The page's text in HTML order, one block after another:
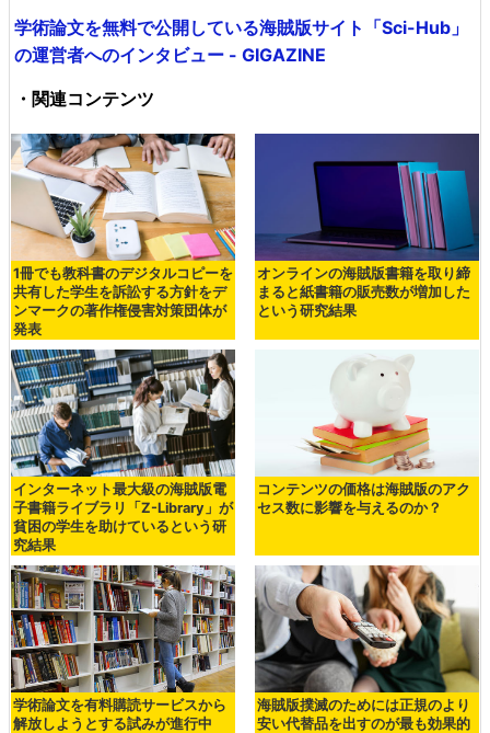
学術論文を無料で公開している海賊版サイト「Sci-Hub」
の運営者へのインタビュー - GIGAZINE
・関連コンテンツ
1冊でも教科書のデジタルコピーを
共有した学生を訴訟する方針をデ
ンマークの著作権侵害対策団体が
発表
オンラインの海賊版書籍を取り締
まると紙書籍の販売数が増加した
という研究結果
インターネット最大級の海賊版電
子書籍ライブラリ「Z-Library」が
貧困の学生を助けているという研
究結果
コンテンツの価格は海賊版のアク
セス数に影響を与えるのか？
学術論文を有料購読サービスから
解放しようとする試みが進行中
海賊版撲滅のためには正規のより
安い代替品を出すのが最も効果的